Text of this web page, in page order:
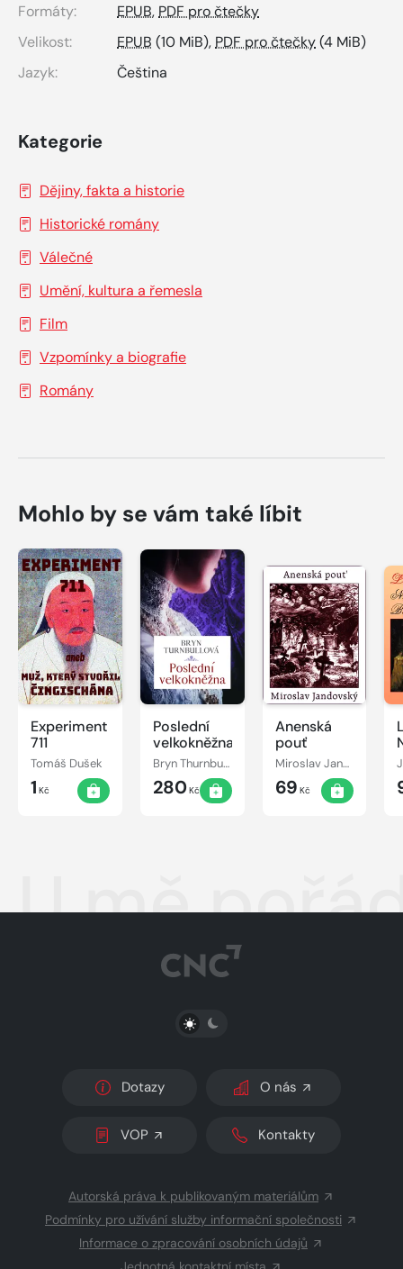
Formáty:
EPUB, PDF pro čtečky
Velikost:
EPUB (10 MiB), PDF pro čtečky(4 MiB)
Jazyk:
Čeština
Kategorie
Dějiny, fakta a historie
Historické romány
Válečné
Umění, kultura a řemesla
Film
Vzpomínky a biografie
Romány
Mohlo by se vám také líbit
Experiment
711
Tomáš Dušek
1 Kč
Poslední
velkokněžna
Bryn Thurnbullová
280Kč
Anenská
pouť
Miroslav Jandovský
69 Kč
U mě
PŘEPNOUT SVĚTLÝ/TMAVÝ REŽIM
Dotazy O nás
VOP Kontakty
Autorská práva k publikovaným materiálům
Podmínky pro užívání služby informační společnosti
Informace o zpracování osobních údajů